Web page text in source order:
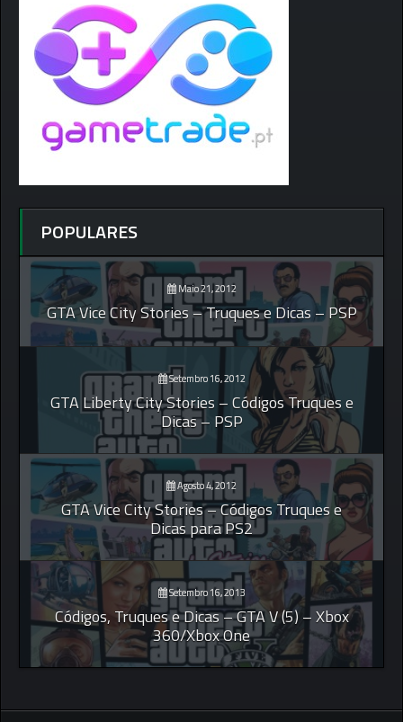
POPULARES
Maio 21, 2012
GTA Vice City Stories – Truques e Dicas – PSP
Setembro 16, 2012
GTA Liberty City Stories – Códigos Truques e
Dicas – PSP
Agosto 4, 2012
GTA Vice City Stories – Códigos Truques e
Dicas para PS2
Setembro 16, 2013
Códigos, Truques e Dicas – GTA V (5) – Xbox
360/Xbox One